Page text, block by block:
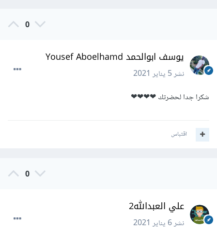
0
يوسف ابوالحمد Yousef Aboelhamd
نشر5 يناير 2021
شكرا جدا لحضرتك ❤❤❤❤
اقتباس
0
علي العبدالله2
نشر6 يناير 2021